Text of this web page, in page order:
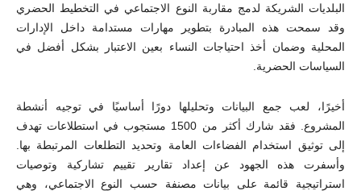
البلديات الشريكة لدمج مقاربة النوع الاجتماعي في التخطيط الحضري
وقد سمحت هذه المبادرة بتطوير مهارات مستدامة داخل الإدارات
المحلية وضمان أخذ احتياجات النساء بعين الاعتبار بشكل أفضل في
السياسات الحضرية.
أخيرًا، لعب جمع البيانات وتحليلها دورًا أساسيًا في توجيه أنشطة
المشروع. فقد شارك أكثر من 1500 مستجوب في استطلاعات تهدف
إلى توثيق استخدام الفضاءات العامة وتحديد التطلعات المرتبطة بها.
وأسفرت هذه الجهود عن إعداد تقارير تقييم تشاركية وتوصيات
استراتيجية قائمة على بيانات مصنفة حسب النوع الاجتماعي، وهي